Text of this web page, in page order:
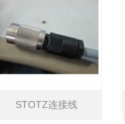
STOTZ连接线